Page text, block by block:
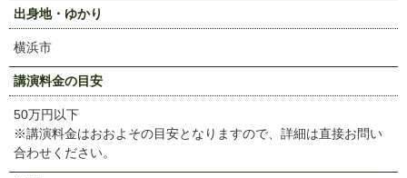
出身地・ゆかり
横浜市
講演料金の目安
50万円以下
※講演料金はおおよその目安となりますので、詳細は直接お問い
合わせください。